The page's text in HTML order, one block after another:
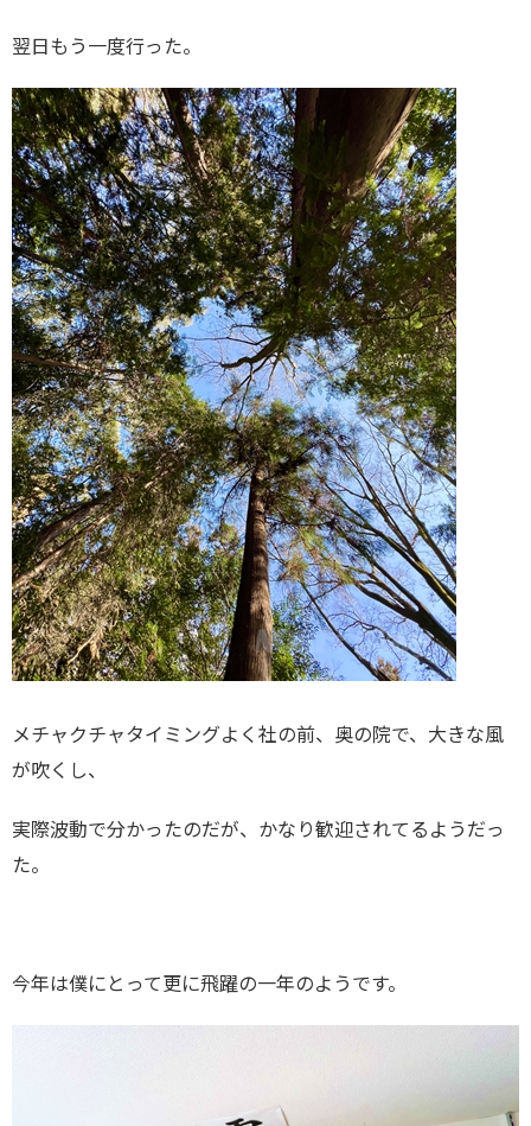
翌日もう一度行った。
メチャクチャタイミングよく社の前、奥の院で、大きな風
が吹くし、
実際波動で分かったのだが、かなり歓迎されてるようだっ
た。
今年は僕にとって更に飛躍の一年のようです。